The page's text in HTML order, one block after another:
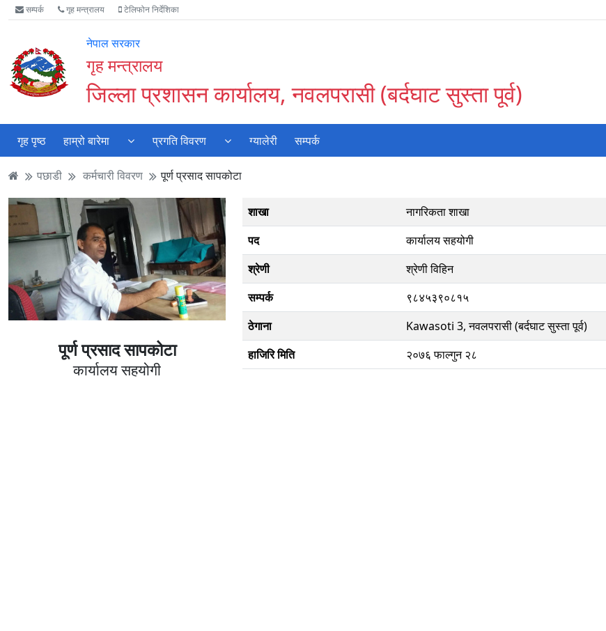
Accessibility
Mode
गर्नुहोस्
मुख्य
सामाग्री
मुख्य
नेभिगेसन
वेबसाइट
खोजमा
सम्पर्क गृह मन्त्रालय टेलिफोन निर्देशिका
नेपाल सरकार
गृह मन्त्रालय
जिल्ला प्रशासन कार्यालय, नवलपरासी (बर्दघाट सुस्ता पूर्व)
गृह पृष्ठ हाम्रो बारेमा प्रगति विवरण ग्यालेरी सम्पर्क
पछाडी कर्मचारी विवरण पूर्ण प्रसाद सापकोटा
पूर्ण प्रसाद सापकोटा
कार्यालय सहयोगी
शाखा
नागरिकता शाखा
पद
कार्यालय सहयोगी
श्रेणी
श्रेणी विहिन
सम्पर्क
९८४५३९०८१५
ठेगाना
Kawasoti 3, नवलपरासी (बर्दघाट सुस्ता पूर्व)
हाजिरि मिति
२०७६ फाल्गुन २८